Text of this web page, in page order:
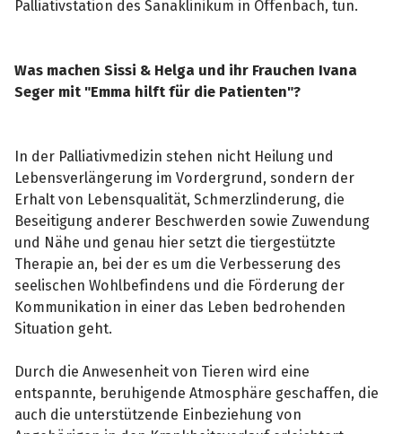
Palliativstation des Sanaklinikum in Offenbach, tun.
Was machen Sissi & Helga und ihr Frauchen Ivana
Seger mit "Emma hilft für die Patienten"?
In der Palliativmedizin stehen nicht Heilung und
Lebensverlängerung im Vordergrund, sondern der
Erhalt von Lebensqualität, Schmerzlinderung, die
Beseitigung anderer Beschwerden sowie Zuwendung
und Nähe und genau hier setzt die tiergestützte
Therapie an, bei der es um die Verbesserung des
seelischen Wohlbefindens und die Förderung der
Kommunikation in einer das Leben bedrohenden
Situation geht.
Durch die Anwesenheit von Tieren wird eine
entspannte, beruhigende Atmosphäre geschaffen, die
auch die unterstützende Einbeziehung von